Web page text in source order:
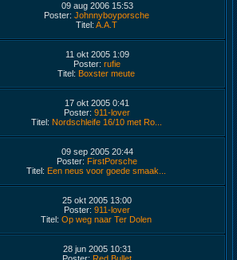
09 aug 2006 15:53
Poster: Johnnyboyporsche
Titel: A.A.T
11 okt 2005 1:09
Poster: rufie
Titel: Boxster meute
17 okt 2005 0:41
Poster: 911-lover
Titel: Nordschleife 16/10 met Ro...
09 sep 2005 20:44
Poster: FirstPorsche
Titel: Een neus voor goede smaak...
25 okt 2005 13:00
Poster: 911-lover
Titel: Op weg naar Ter Dolen
28 jun 2005 10:31